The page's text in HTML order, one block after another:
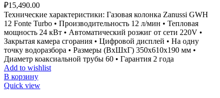
₽15,490.00
Технические характеристики: Газовая колонка Zanussi GWH
12 Fonte Turbo • Производительность 12 л/мин • Тепловая
мощность 24 кВт • Автоматический розжиг от сети 220V •
Закрытая камера сгорания • Цифровой дисплей • На одну
точку водоразбора • Размеры (ВxШxГ) 350x610x190 мм •
Диаметр коаксиальной трубы 60 • Гарантия 2 года
Add to wishlist
В корзину
Quick view